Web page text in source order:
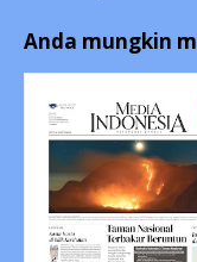
Anda mungkin